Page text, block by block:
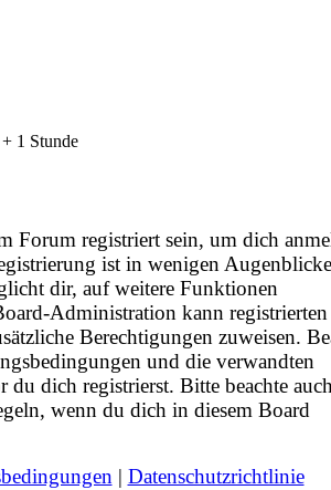
1 Stunde
Forum registriert sein, um dich
ist in wenigen
dir, auf weitere Funktionen
Administration kann registrierten
Berechtigungen zuweisen.
und die verwandten
du dich registrierst. Bitte beachte
wenn du dich in diesem Board
| Datenschutzrichtlinie